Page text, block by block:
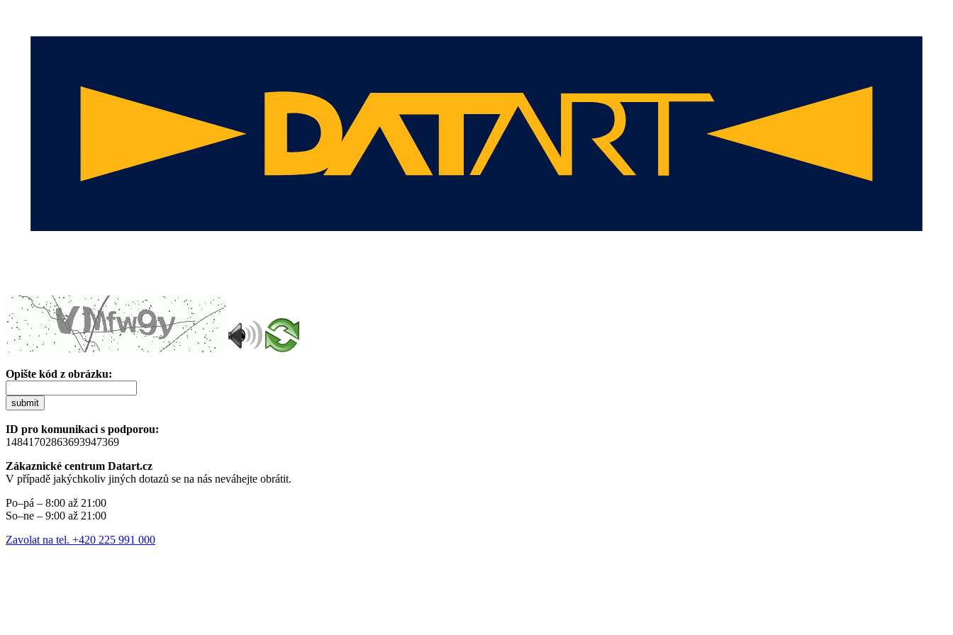
Opište kód z obrázku:
submit
ID pro komunikaci s podporou:
14841702863693947369
Zákaznické centrum Datart.cz
V případě jakýchkoliv jiných dotazů se na nás neváhejte obrátit.
Po–pá – 8:00 až 21:00
So–ne – 9:00 až 21:00
Zavolat na tel. +420 225 991 000